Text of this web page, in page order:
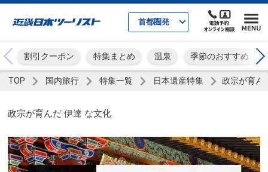
首都圏発
割引クーポン 特集まとめ 温泉 季節のおすすめ
TOP 国内旅行 特集一覧 日本遺産特集 政宗が育ん
政宗が育んだ 伊達 な文化